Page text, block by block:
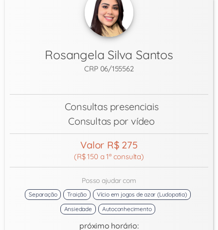
Rosangela Silva Santos
CRP 06/155562
Consultas presenciais
Consultas por vídeo
Valor R$ 275
(R$ 150 a 1ª consulta)
Posso ajudar com
Separação Traição
Vício em jogos de azar (Ludopatia)
Ansiedade
Autoconhecimento
próximo horário: